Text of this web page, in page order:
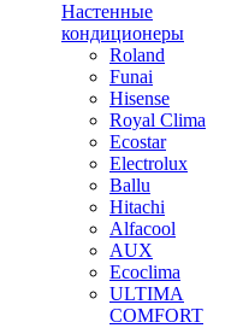
Настенные
кондиционеры
Roland
Funai
Hisense
Royal Clima
Ecostar
Electrolux
Ballu
Hitachi
Alfacool
AUX
Ecoclima
ULTIMA
COMFORT